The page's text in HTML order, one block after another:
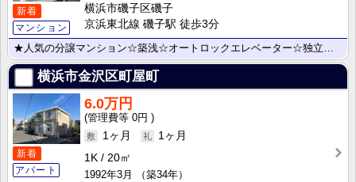
新着
マンション
横浜市磯子区磯子
京浜東北線 磯子駅 徒歩3分
★人気の分譲マンション☆築浅☆オートロックエレベーター☆独立洗面台☆
横浜市金沢区町屋町
新着
アパート
6.0万円
0円
1ヶ月
1ヶ月
1K
20㎡
1992年3月
（築34年）